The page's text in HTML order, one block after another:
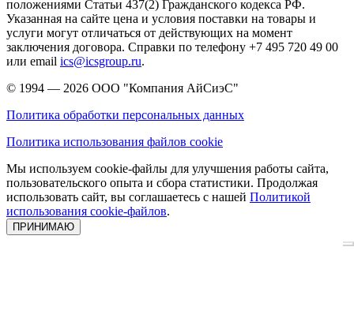
положениями Статьи 437(2) Гражданского кодекса РФ.
Указанная на сайте цена и условия поставки на товары и
услуги могут отличаться от действующих на момент
заключения договора. Справки по телефону +7 495 720 49 00
или email ics@icsgroup.ru.
© 1994 — 2026 ООО "Компания АйСиэС"
Политика обработки персональных данных
Политика использования файлов cookie
Мы используем cookie-файлы для улучшения работы сайта,
пользовательского опыта и сбора статистики. Продолжая
использовать сайт, вы соглашаетесь с нашей Политикой
использования cookie-файлов.
ПРИНИМАЮ